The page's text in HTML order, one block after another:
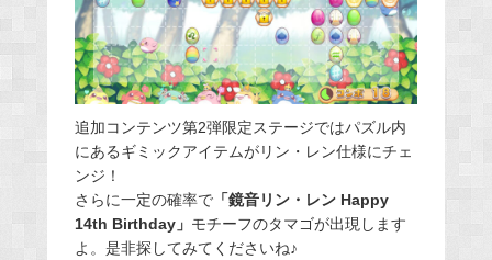
追加コンテンツ第2弾限定ステージではパズル内
にあるギミックアイテムがリン・レン仕様にチェ
ンジ！
さらに一定の確率で「鏡音リン・レン Happy
14th Birthday」 モチーフのタマゴが出現します
よ。是非探してみてくださいね♪